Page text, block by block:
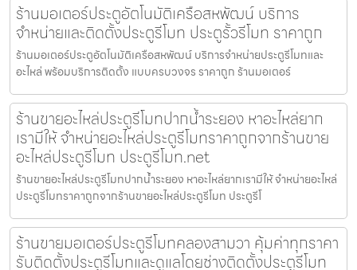
ร้านมอเตอร์ประตูอัตโนมัติเครือสหพัฒน์ บริการ
จำหน่ายและติดตั้งประตูรีโมท ประตูรั้วรีโมท ราคาถูก
ร้านมอเตอร์ประตูอัตโนมัติเครือสหพัฒน์ บริการจำหน่ายประตูรีโมทและ
อะไหล่ พร้อมบริการติดตั้ง แบบครบวงจร ราคาถูก ร้านมอเตอร์
ร้านขายอะไหล่ประตูรีโมทปากน้ำระยอง หาอะไหล่ยาก
เรามีให้ จำหน่ายอะไหล่ประตูรีโมทราคาถูกจากร้านขาย
อะไหล่ประตูรีโมท ประตูรีโมท.net
ร้านขายอะไหล่ประตูรีโมทปากน้ำระยอง หาอะไหล่ยากเรามีให้ จำหน่ายอะไหล่
ประตูรีโมทราคาถูกจากร้านขายอะไหล่ประตูรีโมท ประตูรีโ
ร้านขายมอเตอร์ประตูรีโมทคลองสามวา คุ้มค่าทุกราคา
รับติดตั้งประตูรีโมทและดูแลโดยช่างติดตั้งประตูรีโมท